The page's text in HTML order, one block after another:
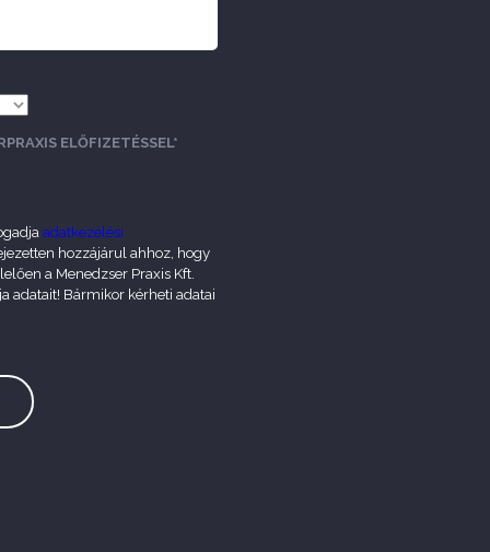
ELŐFIZETÉSSEL*
adatkezelési
hozzájárul ahhoz, hogy
a Menedzser Praxis Kft.
adatait! Bármikor kérheti adatai